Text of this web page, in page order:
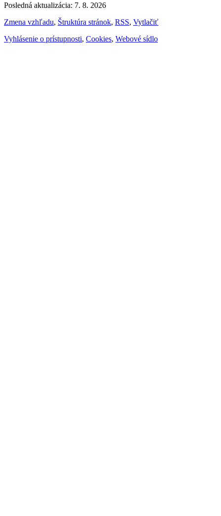
Posledná aktualizácia: 7. 8. 2026
Zmena vzhľadu, Štruktúra stránok, RSS, Vytlačiť
Vyhlásenie o prístupnosti, Cookies, Webové sídlo